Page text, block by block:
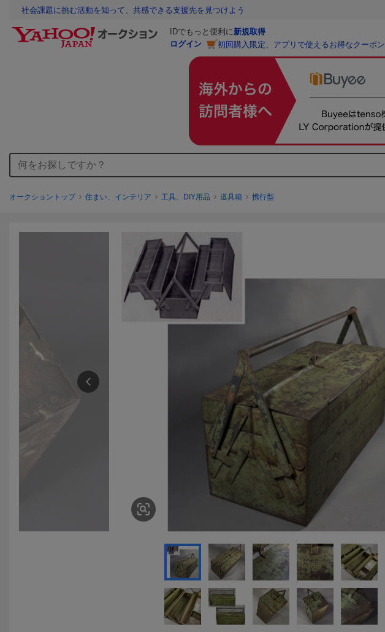
社会課題に挑む活動を知って、共感できる支援先を見つけよう
IDでもっと便利に新規取得
ログイン
初回購入限定、アプリで使えるお得なクーポン
オークショントップ 住まい、インテリア 工具、DIY用品 道具箱 携行型